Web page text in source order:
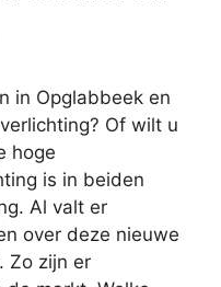
in Opglabbeek en
Of wilt u
hoge
is in beiden
Al valt er
over deze nieuwe
Zo zijn er